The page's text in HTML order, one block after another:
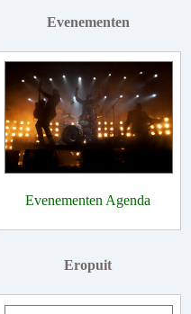
Evenementen
Evenementen Agenda
Eropuit